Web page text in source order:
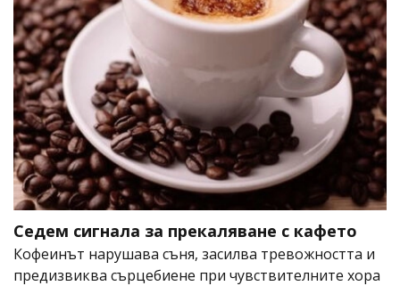
Седем сигнала за прекаляване с кафето
Кофеинът нарушава съня, засилва тревожността и
предизвиква сърцебиене при чувствителните хора